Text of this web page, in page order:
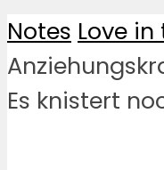
Notes Love
Es knistert